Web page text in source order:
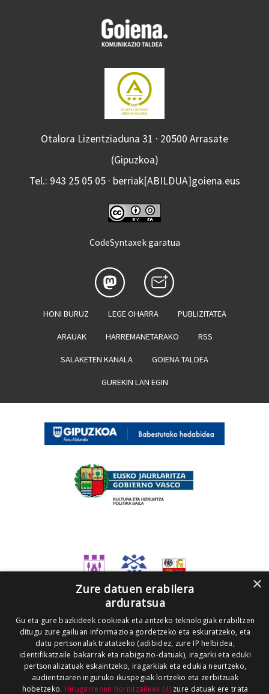
Otalora Lizentziaduna 31 · 20500 Arrasate
(Gipuzkoa)
Tel.: 943 25 05 05 · berriak[ABILDUA]goiena.eus
CodeSyntaxek garatua
HONI BURUZ LEGE OHARRA PUBLIZITATEA
ARAUAK HARREMANETARAKO RSS
SALAKETEN KANALA GOIENA TALDEA
GUREKIN LAN EGIN
×
Zure datuen erabilera
arduratsua
Gu eta gure bazkideek cookieak eta antzeko teknologiak erabiltzen
ditugu zure gailuan informazioa gordetzeko eta eskuratzeko, eta
datu pertsonalak tratatzeko (adibidez, zure IP helbidea,
identifikatzaile bakarrak eta nabigazio-datuak), iragarki eta eduki
pertsonalizatuak eskaintzeko, iragarkiak eta edukia neurtzeko,
audientziaren inguruko ikuspegiak lortzeko eta zerbitzuak
hobetzeko. Hirugarrenen hornitzaileek (4)zure datuak ere trata